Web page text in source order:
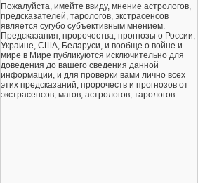
Пожалуйста, имейте ввиду, мнение астрологов,
предсказателей, тарологов, экстрасенсов
является сугубо субъективным мнением.
Предсказания, пророчества, прогнозы о России,
Украине, США, Беларуси, и вообще о войне и
мире в Мире публикуются исключительно для
доведения до вашего сведения данной
информации, и для проверки вами лично всех
этих предсказаний, пророчеств и прогнозов от
экстрасенсов, магов, астрологов, тарологов.